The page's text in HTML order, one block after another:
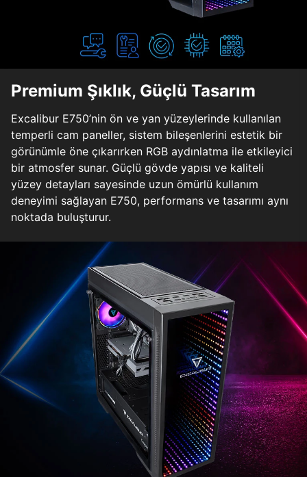
Premium Şıklık, Güçlü Tasarım
Excalibur E750’nin ön ve yan yüzeylerinde kullanılan
temperli cam paneller, sistem bileşenlerini estetik bir
görünümle öne çıkarırken RGB aydınlatma ile etkileyici
bir atmosfer sunar. Güçlü gövde yapısı ve kaliteli
yüzey detayları sayesinde uzun ömürlü kullanım
deneyimi sağlayan E750, performans ve tasarımı aynı
noktada buluşturur.